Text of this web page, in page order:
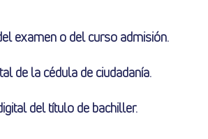
examen o del curso admisión.
de la cédula de ciudadanía.
del título de bachiller.